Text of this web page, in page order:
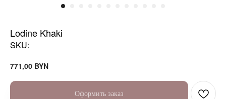
Lodine Khaki
SKU:
771,00 BYN
Оформить заказ